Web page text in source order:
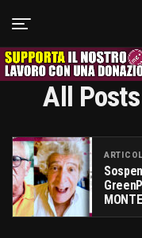
All
ARTICOLI